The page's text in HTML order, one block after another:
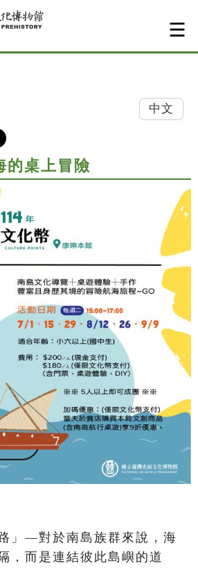
中文
的桌上冒險
」—對於南島族群來說，海
，而是連結彼此島嶼的道